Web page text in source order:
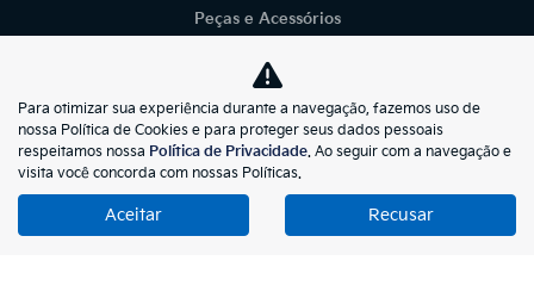
Peças e Acessórios
Serviços
TRABALHE CONOSCO
CONTATO
POLÍTICA DE PRIVACIDADE
BLOG
Para otimizar sua experiência durante a navegação, fazemos uso de
nossa Política de Cookies e para proteger seus dados pessoais
respeitamos nossa Política de Privacidade. Ao seguir com a navegação e
visita você concorda com nossas Políticas.
Aceitar Recusar